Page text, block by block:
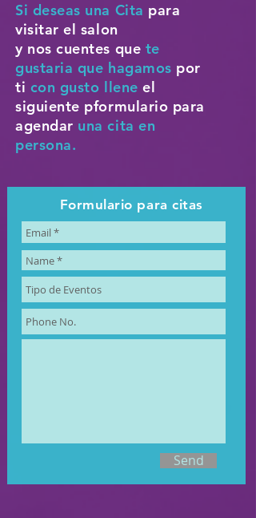
Si deseas una Cita para
visitar el salon
y nos cuentes que te
gustaria que hagamos por
ti con gusto lleneel
siguiente pformulario para
agendar una cita en
persona.
Formulario para citas
Send